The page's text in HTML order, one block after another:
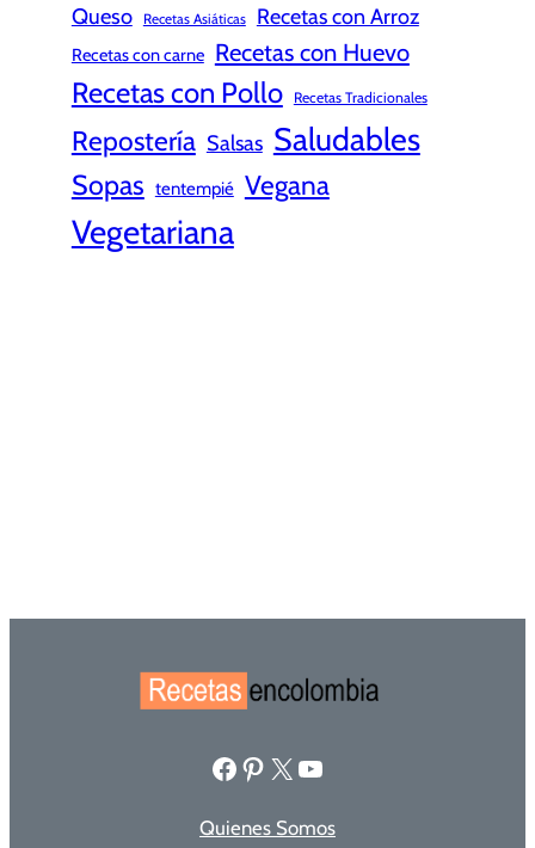
Queso Recetas Asiáticas Recetas con Arroz
Recetas con carne Recetas con Huevo
Recetas con Pollo Recetas Tradicionales
Repostería Salsas Saludables
Sopas tentempié Vegana
Vegetariana
Facebook Pinterest X YouTube
Quienes Somos